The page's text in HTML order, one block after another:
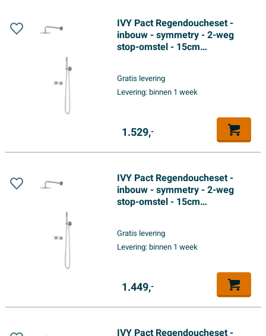
IVY Pact Regendoucheset -
inbouw - symmetry - 2-weg
stop-omstel - 15cm
uitlaat - 150cm doucheslang -
satin spray handdouche -
Gratis levering
Levering:binnen 1 week
1.529,-
IVY Pact Regendoucheset -
inbouw - symmetry - 2-weg
stop-omstel - 15cm
uitlaat - 150cm doucheslang -
satin spray handdouche -
Gratis levering
Levering:binnen 1 week
1.449,-